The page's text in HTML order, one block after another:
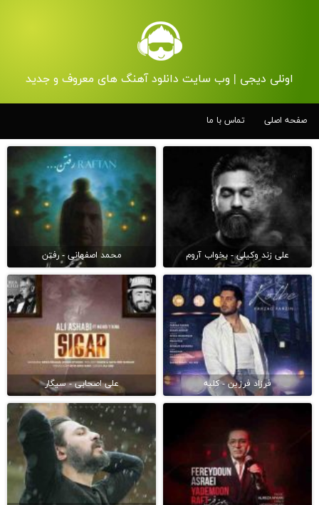
اونلی دیجی | وب سایت دانلود آهنگ های معروف و جدید
صفحه اصلی تماس با ما
علی زند وکیلی - بخواب آروم محمد اصفهانی - رفتن
فرزاد فرزین - کلبه علی اصحابی - سیگار